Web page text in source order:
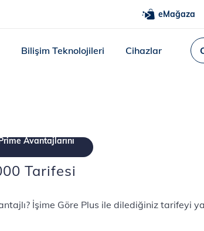
eMağaza
Bilişim Teknolojileri Cihazlar
Avantajlarını
Tarifesi
İşime Göre Plus ile dilediğiniz tarifeyi